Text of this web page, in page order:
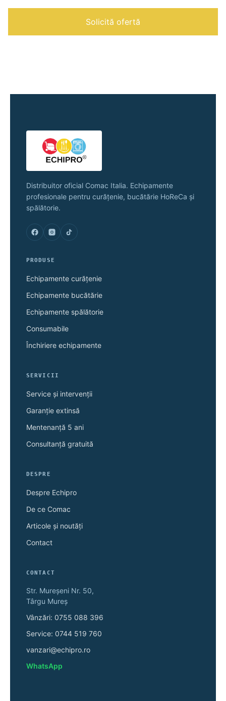
industrial
Solicită ofertă
Distribuitor oficial Comac Italia. Echipamente
profesionale pentru curățenie, bucătărie HoReCa și
spălătorie.
PRODUSE
Echipamente curățenie
Echipamente bucătărie
Echipamente spălătorie
Consumabile
Închiriere echipamente
SERVICII
Service și intervenții
Garanție extinsă
Mentenanță 5 ani
Consultanță gratuită
DESPRE
Despre Echipro
De ce Comac
Articole și noutăți
Contact
CONTACT
Str. Mureșeni Nr. 50,
Târgu Mureș
Vânzări: 0755 088 396
Service: 0744 519 760
vanzari@echipro.ro
WhatsApp